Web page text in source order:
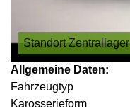
Standort Zentrallager
Allgemeine Daten:
Fahrzeugtyp
Karosserieform